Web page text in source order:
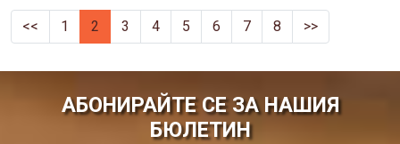
<< 1 2 3 4 5 6 7 8 >>
АБОНИРАЙТЕ СЕ ЗА НАШИЯ
БЮЛЕТИН